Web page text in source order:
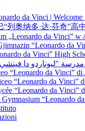
da Vinci | Welcome
列奥纳多·达·芬奇”高
„Leonardo da Vinci” w
“Leonardo da
da Vinci” High
"ليوناردو دا فينشي"
“Leonardo da Vinci” di
“Leonardo da Vinci”
“Leonardo da Vinci”
“Leonardo